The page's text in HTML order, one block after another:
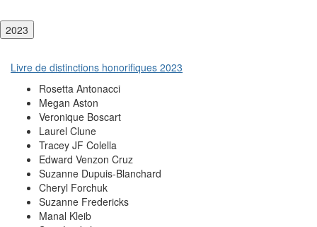
2023
Livre de distinctions honorifiques 2023
Rosetta Antonacci
Megan Aston
Veronique Boscart
Laurel Clune
Tracey JF Colella
Edward Venzon Cruz
Suzanne Dupuis-Blanchard
Cheryl Forchuk
Suzanne Fredericks
Manal Kleib